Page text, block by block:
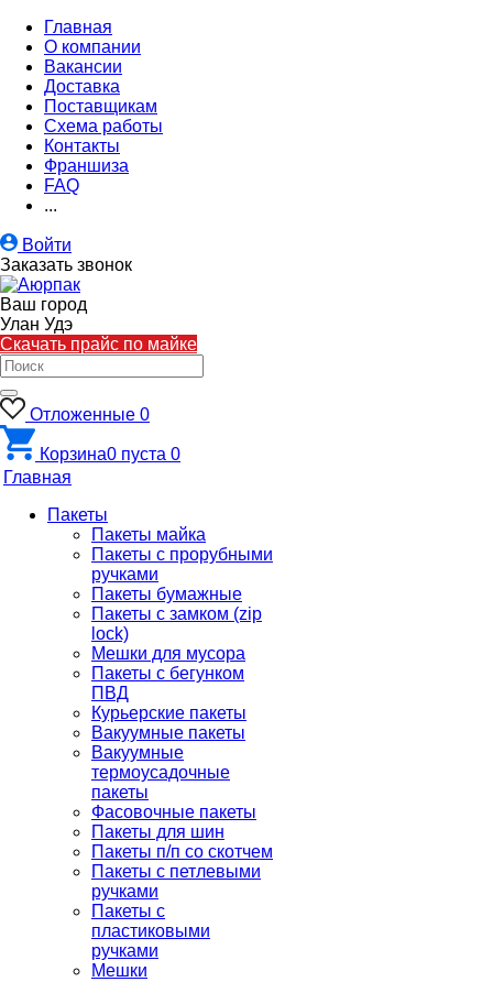
Главная
О компании
Вакансии
Доставка
Поставщикам
Схема работы
Контакты
Франшиза
FAQ
...
Войти
Заказать звонок
Ваш город
Улан Удэ
Скачать прайс по майке
Отложенные 0
Корзина0 пуста 0
Главная
Пакеты
Пакеты майка
Пакеты с прорубными
ручками
Пакеты бумажные
Пакеты с замком (zip
lock)
Мешки для мусора
Пакеты с бегунком
ПВД
Курьерские пакеты
Вакуумные пакеты
Вакуумные
термоусадочные
пакеты
Фасовочные пакеты
Пакеты для шин
Пакеты п/п со скотчем
Пакеты с петлевыми
ручками
Пакеты с
пластиковыми
ручками
Мешки